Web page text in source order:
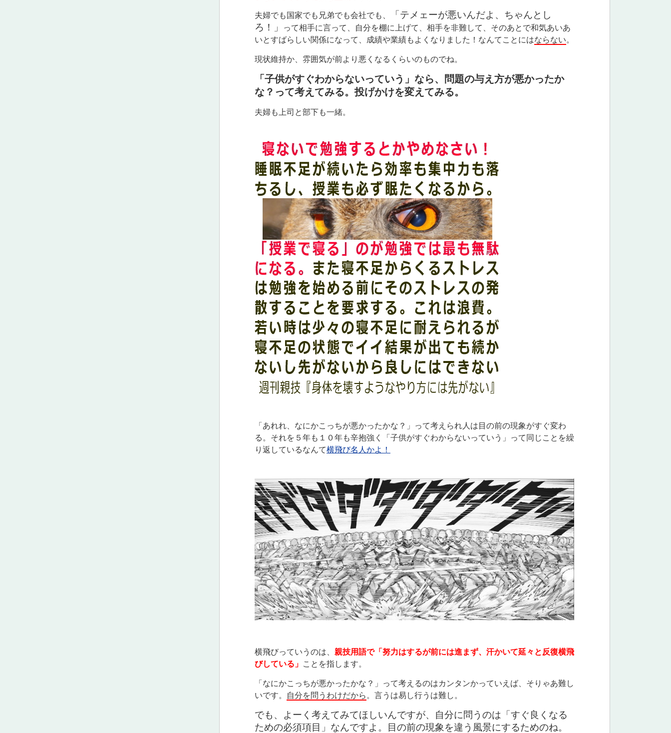
夫婦でも国家でも兄弟でも会社でも、
「テメェーが悪いんだよ、ちゃんとし
ろ！」
って相手に言って、自分を棚に上げて、相手を非難して、そのあとで和気あいあ
いとすばらしい関係になって、成績や業績もよくなりました！なんてことにはならない。
現状維持か、雰囲気が前より悪くなるくらいのものでね。
「子供がすぐわからないっていう」なら、問題の与え方が悪かったか
な？って考えてみる。投げかけを変えてみる。
夫婦も上司と部下も一緒。
「あれれ、なにかこっちが悪かったかな？」って考えられ人は目の前の現象がすぐ変わ
る。それを５年も１０年も辛抱強く「子供がすぐわからないっていう」って同じことを繰
り返しているなんて横飛び名人かよ！
横飛びっていうのは、 親技用語で「努力はするが前には進まず、汗かいて延々と反復横飛
びしている」 ことを指します。
「なにかこっちが悪かったかな？」って考えるのはカンタンかっていえば、そりゃあ難し
いです。
自分を問うわけだから 。言うは易し行うは難し。
でも、よーく考えてみてほしいんですが、自分に問うのは「すぐ良くなる
ための必須項目」なんですよ。目の前の現象を違う風景にするためのね。